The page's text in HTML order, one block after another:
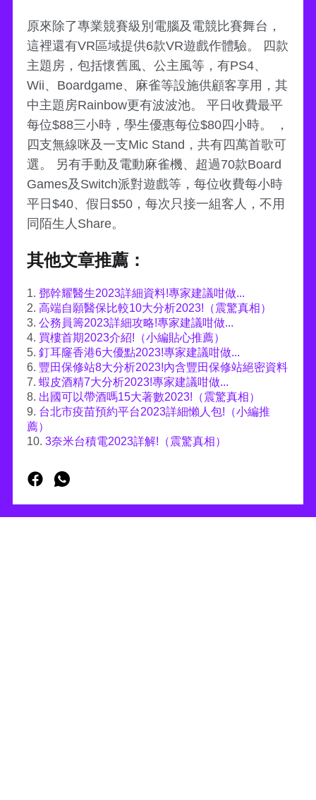
原來除了專業競賽級別電腦及電競比賽舞台，
這裡還有VR區域提供6款VR遊戲作體驗。 四款
主題房，包括懷舊風、公主風等，有PS4、
Wii、Boardgame、麻雀等設施供顧客享用，其
中主題房Rainbow更有波波池。 平日收費最平
每位$88三小時，學生優惠每位$80四小時。 ，
四支無線咪及一支Mic Stand，共有四萬首歌可
選。 另有手動及電動麻雀機、超過70款Board
Games及Switch派對遊戲等，每位收費每小時
平日$40、假日$50，每次只接一組客人，不用
同陌生人Share。
其他文章推薦：
1. 鄧幹耀醫生2023詳細資料!專家建議咁做...
2. 高端自願醫保比較10大分析2023!（震驚真相）
3. 公務員籌2023詳細攻略!專家建議咁做...
4. 買樓首期2023介紹!（小編貼心推薦）
5. 釘耳窿香港6大優點2023!專家建議咁做...
6. 豐田保修站8大分析2023!內含豐田保修站絕密資料
7. 蝦皮酒精7大分析2023!專家建議咁做...
8. 出國可以帶酒嗎15大著數2023!（震驚真相）
9. 台北市疫苗預約平台2023詳細懶人包!（小編推
薦）
10. 3奈米台積電2023詳解!（震驚真相）